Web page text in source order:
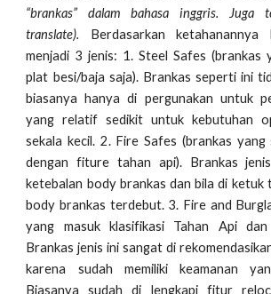
“brankas” dalam bahasa inggris. Juga
translate). Berdasarkan
menjadi 3 jenis: 1. Steel Safes (brankas
plat besi/baja saja). Brankas seperti ini
biasanya hanya di pergunakan untuk
yang relatif sedikit untuk kebutuhan
sekala kecil. 2. Fire Safes (brankas yang
dengan fiture tahan api). Brankas
ketebalan body brankas dan bila di ketuk
body brankas terdebut. 3. Fire and
yang masuk klasifikasi Tahan Api
Brankas jenis ini sangat di
karena sudah memiliki keamanan
Biasanya sudah di lengkapi fitur